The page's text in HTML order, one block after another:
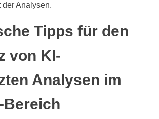
der Analysen.
Tipps für den
von KI-
Analysen im
Bereich